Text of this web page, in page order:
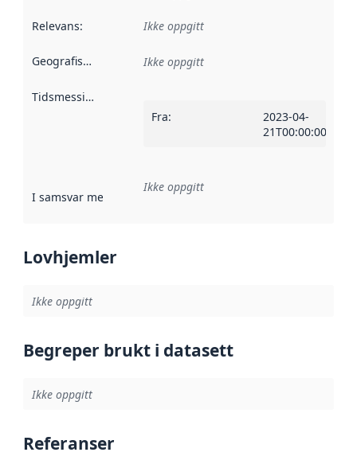
Relevans: Ikke oppgitt
Geografisk avgrensning :
Ikke oppgitt
Tidsmessig avgrensning
Fra:
2023-04-
21T00:00:00Z
I samsvar med Referanse til en implementasjonsregel
Ikke oppgitt
Lovhjemler
Ikke oppgitt
Begreper brukt i datasett
Ikke oppgitt
Referanser